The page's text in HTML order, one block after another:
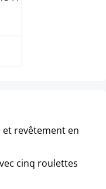
revêtement en
cinq roulettes